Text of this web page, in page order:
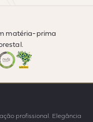
matéria-prima
profissional. Elegância